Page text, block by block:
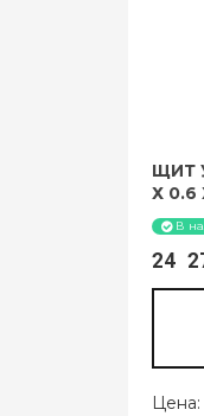
ЩИТ
Х 0.6
В
24
Цена: